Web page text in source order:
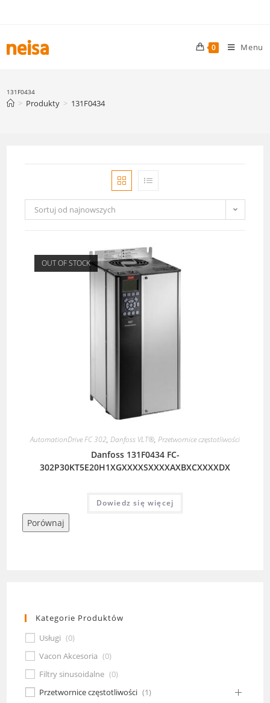
content
0 Menu
131F0434
> Produkty > 131F0434
Sortuj od najnowszych
OUT OF STOCK
AutomationDrive FC 302, Danfoss VLT®, Przetwornice częstotliwości
Danfoss 131F0434 FC-
302P30KT5E20H1XGXXXXSXXXXAXBXCXXXXDX
Dowiedz się więcej
Porównaj
Kategorie Produktów
Usługi (0)
Vacon Akcesoria (0)
Filtry sinusoidalne (0)
Przetwornice częstotliwości (1)